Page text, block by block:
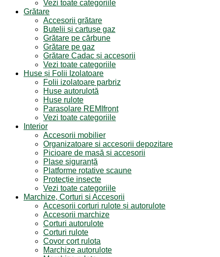
Vezi toate categoriile
Grătare
Accesorii grătare
Butelii și cartușe gaz
Grătare pe cărbune
Grătare pe gaz
Grătare Cadac și accesorii
Vezi toate categoriile
Huse și Folii Izolatoare
Folii izolatoare parbriz
Huse autorulotă
Huse rulote
Parasolare REMIfront
Vezi toate categoriile
Interior
Accesorii mobilier
Organizatoare si accesorii depozitare
Picioare de masă și accesorii
Plase siguranță
Platforme rotative scaune
Protecție insecte
Vezi toate categoriile
Marchize, Corturi si Accesorii
Accesorii corturi rulote și autorulote
Accesorii marchize
Corturi autorulote
Corturi rulote
Covor cort rulota
Marchize autorulote